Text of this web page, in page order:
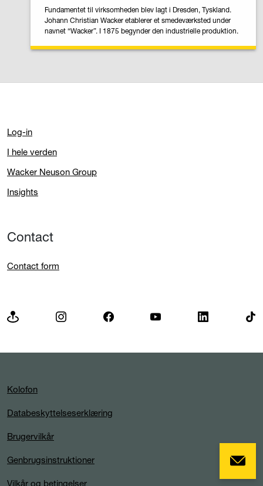
Fundamentet til virksomheden blev lagt i Dresden, Tyskland.
Johann Christian Wacker etablerer et smedeværksted under
navnet “Wacker”. I 1875 begynder den industrielle produktion.
Log-in
I hele verden
Wacker Neuson Group
Insights
Contact
Contact form
Kolofon
Databeskyttelseserklæring
Brugervilkår
Genbrugsinstruktioner
Vilkår og betingelser